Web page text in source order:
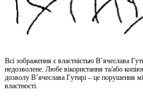
Всі зображення є властністью В’ячеслава
недозволене. Любе вікористання та/або
дозволу В’ячеслава Гутирі – це порушення
властності.